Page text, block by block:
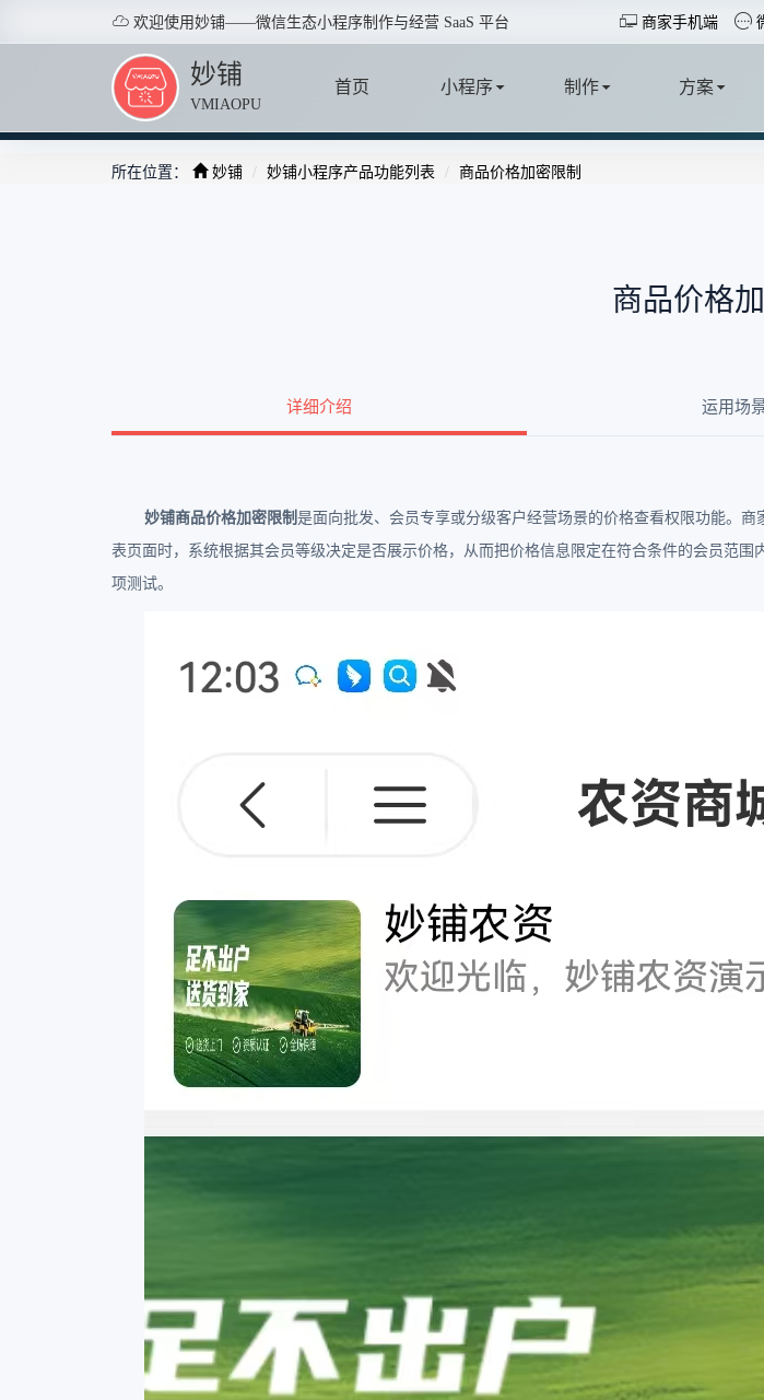
 欢迎使用妙铺——微信生态小程序制作与经营 SaaS 平台  商家手机端 
妙铺
VMIAOPU
首页
HOME
小程序
APPLET
制作
MAKE
方案
所在位置： 妙铺 妙铺小程序产品功能列表 商品价格加密限制
商品价格
详细介绍 运用场
妙铺商品价格加密限制 是面向批发、会员专享或分级客户经营场景的价格查看权限功能。
表页面时，系统根据其会员等级决定是否展示价格，从而把价格信息限定在符合条件的会员范
项测试。